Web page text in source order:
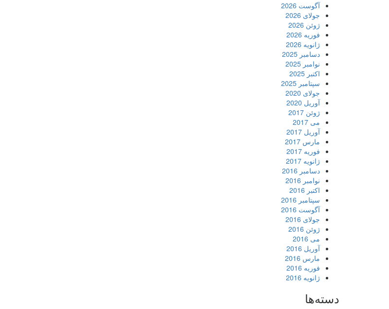
آگوست 2026
جولای 2026
ژوئن 2026
فوریه 2026
ژانویه 2026
دسامبر 2025
نوامبر 2025
اکتبر 2025
سپتامبر 2025
جولای 2020
آوریل 2020
ژوئن 2017
می 2017
آوریل 2017
مارس 2017
فوریه 2017
ژانویه 2017
دسامبر 2016
نوامبر 2016
اکتبر 2016
سپتامبر 2016
آگوست 2016
جولای 2016
ژوئن 2016
می 2016
آوریل 2016
مارس 2016
فوریه 2016
ژانویه 2016
دسته‌ها